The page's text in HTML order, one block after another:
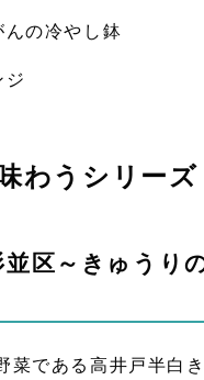
んの冷やし鉢
ジ
わうシリーズ
区～きゅうり
菜である高井戸半白